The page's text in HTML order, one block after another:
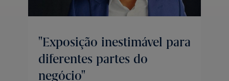
Exposição inestimável para
diferentes partes do
negócio